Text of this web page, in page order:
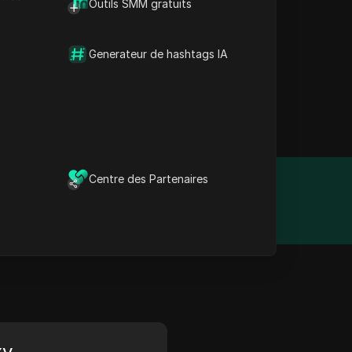
Outils SMM gratuits
Generateur de hashtags IA
Centre des Partenaires
une large gamme
La plateforme est très
et la gestion des
et d'une
Année de création